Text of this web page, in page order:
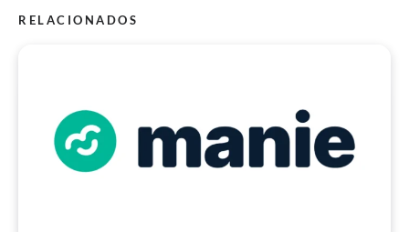
RELACIONADOS